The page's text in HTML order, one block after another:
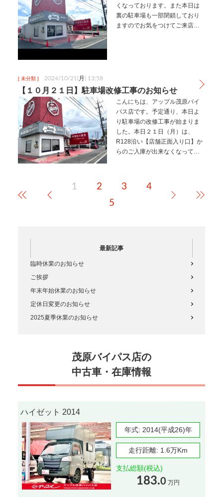
くなっております。また本日は
裏の駐車場も一部閉鎖しており
ますのでお気をつけてご来店く
[ 未分類 ] 2024/10/21(月) 13:58
【１０月２１日】駐車場改修工事のお知らせ
こんにちは、アップル茂原バイ
パス店です。予定通り、本日よ
り駐車場の改修工事が始まりま
した。本日２１日（月）は、
R128沿い【店舗正面入り口】か
らのご入庫が出来なくなってお
よりお願いいたします。また何
かご不明な点などがございまし
1 2 3
4
5
最新記事
臨時休業のお知らせ
ご挨拶
年末年始休業のお知らせ
定休日変更のお知らせ
2025夏季休業のお知らせ
茂原バイパス店の
中古車・在庫情報
ハイゼット 2014
年式: 2014(平成26)年
走行距離: 1.6万Km
支払総額(税込)
183.0 万円